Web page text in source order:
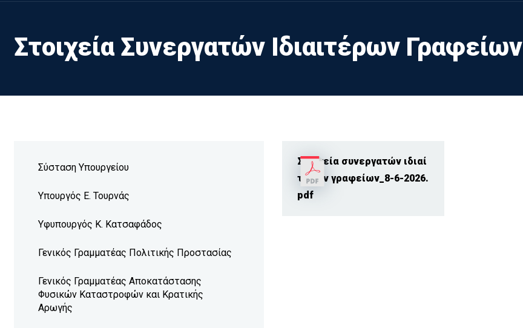
Στοιχεία Συνεργατών Ιδιαιτέρων Γραφείων
Σύσταση Υπουργείου
Υπουργός Ε. Τουρνάς
Υφυπουργός Κ. Κατσαφάδος
Γενικός Γραμματέας Πολιτικής Προστασίας
Γενικός Γραμματέας Αποκατάστασης
Φυσικών Καταστροφών και Κρατικής
Αρωγής
Στοιχεία συνεργατών ιδιαί
τερων γραφείων_8-6-2026.
pdf